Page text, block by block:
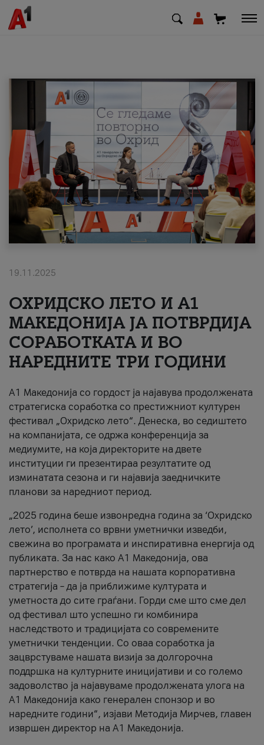
МК SQ
Приватни Деловни
Поддршка
Надополни кредит
#ПодобарОнлајн
19.11.2025
ОХРИДСКО ЛЕТО И A1
МАКЕДОНИЈА ЈА ПОТВРДИЈА
СОРАБОТКАТА И ВО
НАРЕДНИТЕ ТРИ ГОДИНИ
A1 Македонија со гордост ја најавува продолжената
стратегиска соработка со престижниот културен
фестивал „Охридско лето“. Денеска, во седиштето
на компанијата, се одржа конференција за
медиумите, на која директорите на двете
институции ги презентираа резултатите од
изминатата сезона и ги најавија заедничките
планови за наредниот период.
„2025 година беше извонредна година за ‘Охридско
лето’, исполнета со врвни уметнички изведби,
свежина во програмата и инспиративна енергија од
публиката. За нас како A1 Македонија, ова
партнерство е потврда на нашата корпоративна
стратегија – да ја приближиме културата и
уметноста до сите граѓани. Горди сме што сме дел
од фестивал што успешно ги комбинира
наследството и традицијата со современите
уметнички тенденции. Со оваа соработка ја
зацврстуваме нашата визија за долгорочна
поддршка на културните иницијативи и со големо
задоволство ја најавуваме продолжената улога на
A1 Македонија како генерален спонзор и во
наредните години“, изјави Методија Мирчев, главен
извршен директор на A1 Македонија.